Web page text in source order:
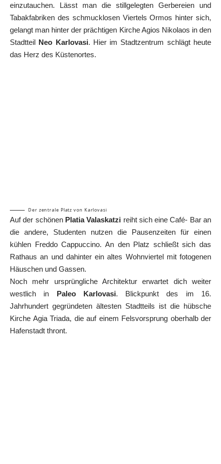
einzutauchen. Lässt man die stillgelegten Gerbereien und
Tabakfabriken des schmucklosen Viertels Ormos hinter sich,
gelangt man hinter der prächtigen Kirche Agios Nikolaos in den
Stadtteil Neo Karlovasi. Hier im Stadtzentrum schlägt heute
das Herz des Küstenortes.
Der zentrale Platz von Karlovasi
Auf der schönen Platia Valaskatzi reiht sich eine Café- Bar an
die andere, Studenten nutzen die Pausenzeiten für einen
kühlen Freddo Cappuccino. An den Platz schließt sich das
Rathaus an und dahinter ein altes Wohnviertel mit fotogenen
Häuschen und Gassen.
Noch mehr ursprüngliche Architektur erwartet dich weiter
westlich in Paleo Karlovasi. Blickpunkt des im 16.
Jahrhundert gegründeten ältesten Stadtteils ist die hübsche
Kirche Agia Triada, die auf einem Felsvorsprung oberhalb der
Hafenstadt thront.